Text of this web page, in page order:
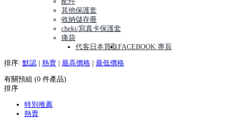
其他保護套
收納儲存冊
cheki/寫真卡保護套
痛袋
代客日本買取FACEBOOK 專頁
排序: 默認 熱賣 最高價格 最低價格
有關預組 (0 件產品)
排序
特別推薦
熱賣